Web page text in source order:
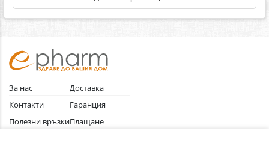
За нас
Контакти
Полезни връзки
Доставка
Гаранция
Плащане